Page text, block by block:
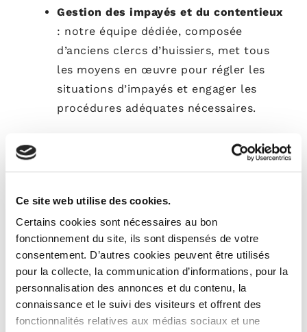
Ce site web utilise des cookies.
Certains cookies sont nécessaires au bon
fonctionnement du site, ils sont dispensés de votre
consentement. D’autres cookies peuvent être utilisés
pour la collecte, la communication d’informations, pour la
personnalisation des annonces et du contenu, la
connaissance et le suivi des visiteurs et offrent des
fonctionnalités relatives aux médias sociaux et une
Gestion des impayés et du contentieux
: notre équipe dédiée, composée
d’anciens clercs d’huissiers, met tous
les moyens en œuvre pour régler les
situations d’impayés et engager les
procédures adéquates nécessaires.
Pourquoiconfier votre
gestion locativeà
Valority ?